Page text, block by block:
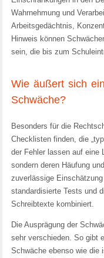
Wahrnehmung und
Arbeitsgedächtnis,
Hinweis können
sein, die bis zum
Wie äußert sich
Schwäche?
Besonders für die
Checklisten finden, die
der Fehler lassen auf eine
sondern deren Häufung
zuverlässige
standardisierte Tests und
Schreibtexte kombiniert.
Die Ausprägung der
sehr verschieden. So gibt
Schwäche ebenso wie die